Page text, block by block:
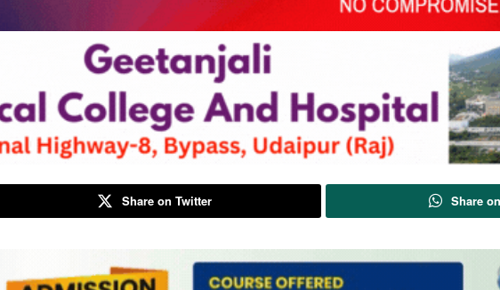
Share on Twitter Share